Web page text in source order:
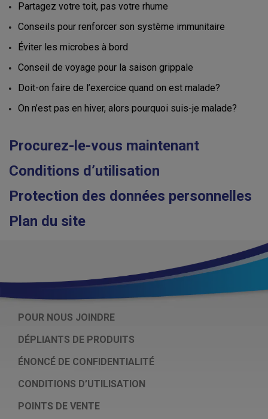
Partagez votre toit, pas votre rhume
Conseils pour renforcer son système immunitaire
Éviter les microbes à bord
Conseil de voyage pour la saison grippale
Doit-on faire de l’exercice quand on est malade?
On n’est pas en hiver, alors pourquoi suis-je malade?
Procurez-le-vous maintenant
Conditions d’utilisation
Protection des données personnelles
Plan du site
POUR NOUS JOINDRE
DÉPLIANTS DE PRODUITS
ÉNONCÉ DE CONFIDENTIALITÉ
CONDITIONS D’UTILISATION
POINTS DE VENTE